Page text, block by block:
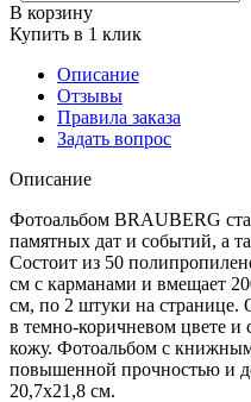
В корзину
Купить в 1 клик
Описание
Отзывы
Правила заказа
Задать вопрос
Описание
Фотоальбом BRAUBERG
памятных дат и событий, а
Состоит из 50
см с карманами и вмещает
см, по 2 штуки на странице.
в темно-коричневом цвете и
кожу. Фотоальбом с
повышенной прочностью и
20,7х21,8 см.